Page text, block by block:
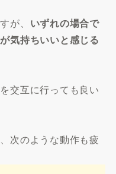
が、 いずれの場合で
気持ちいいと感じる
交互に行っても良い
次のような動作も疲